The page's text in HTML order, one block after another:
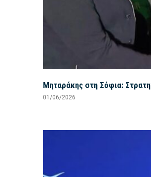
Μηταράκης στη Σόφια:
01/06/2026